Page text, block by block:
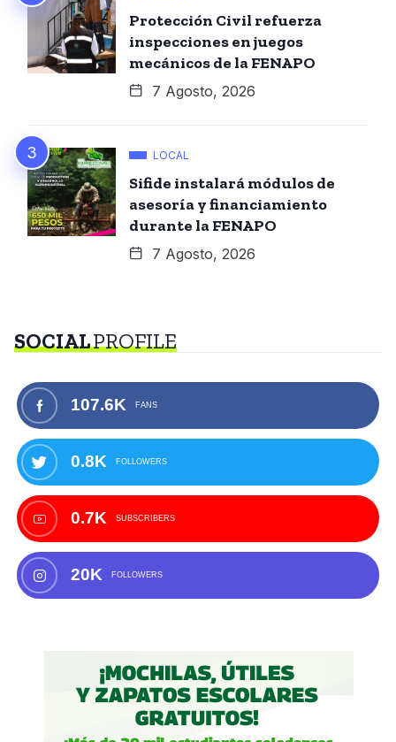
Protección Civil refuerza
inspecciones en juegos
mecánicos de la FENAPO
7 Agosto, 2026
LOCAL
Sifide instalará módulos de
asesoría y financiamiento
durante la FENAPO
7 Agosto, 2026
SOCIALPROFILE
107.6K FANS
0.8K FOLLOWERS
0.7K SUBSCRIBERS
20K FOLLOWERS